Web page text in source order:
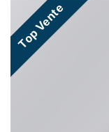
Top Vente